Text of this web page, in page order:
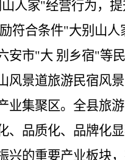
人家"经营行为，
符合条件"大别山人
安市"大 别乡宿"等
风景道旅游民宿风
业集聚区。全县旅
、品质化、品牌化
兴的重要产业板块